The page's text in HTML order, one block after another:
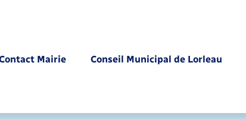
Mairie Conseil Municipal de Lorleau